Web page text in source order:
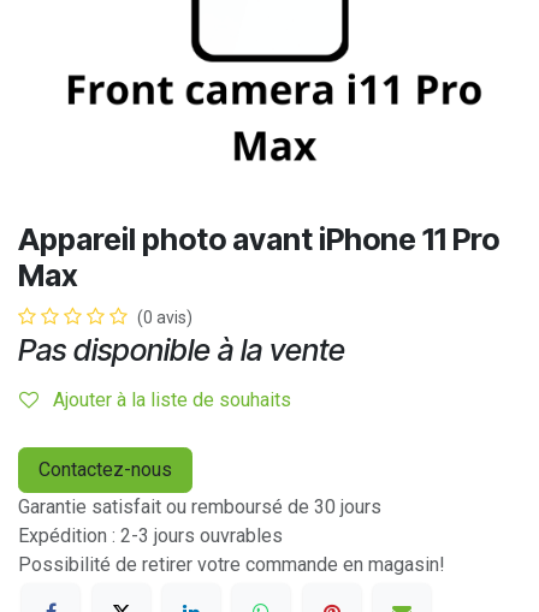
Appareil photo avant iPhone 11 Pro
Max
(0 avis)
Pas disponible à la vente
Ajouter à la liste de souhaits
Contactez-nous
Garantie satisfait ou remboursé de 30 jours
Expédition : 2-3 jours ouvrables
Possibilité de retirer votre commande en magasin!